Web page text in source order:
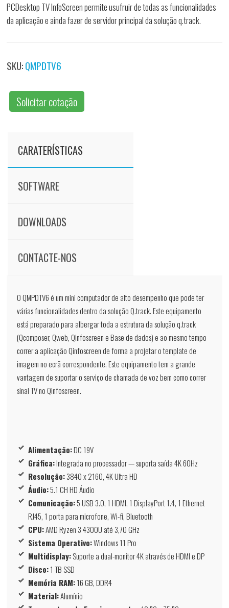
PCDesktop TV InfoScreen permite usufruir de todas as funcionalidades
da aplicação e ainda fazer de servidor principal da solução q.track.
SKU:QMPDTV6
Solicitar cotação
CARATERÍSTICAS
SOFTWARE
DOWNLOADS
CONTACTE-NOS
O QMPDTV6 é um mini computador de alto desempenho que pode ter
várias funcionalidades dentro da solução Q.track. Este equipamento
está preparado para albergar toda a estrutura da solução q.track
(Qcomposer, Qweb, Qinfoscreen e Base de dados) e ao mesmo tempo
correr a aplicação Qinfoscreen de forma a projetar o template de
imagem no ecrã correspondente. Este equipamento tem a grande
vantagem de suportar o serviço de chamada de voz bem como correr
sinal TV no Qinfoscreen.
Alimentação:DC 19V
Gráfica:Integrada no processador — suporta saída 4K 60Hz
Resolução:3840 x 2160, 4K Ultra HD
Áudio:5.1 CH HD Áudio
Comunicação:5 USB 3.0, 1 HDMI, 1 DisplayPort 1.4, 1 Ethernet
RJ45, 1 porta para microfone, Wi-fi, Bluetooth
CPU:AMD Ryzen 3 4300U até 3,70 GHz
Sistema Operativo:Windows 11 Pro
Multidisplay:Suporte a dual-monitor 4K através de HDMI e DP
Disco:1 TB SSD
Memória RAM:16 GB, DDR4
Material:Alumínio